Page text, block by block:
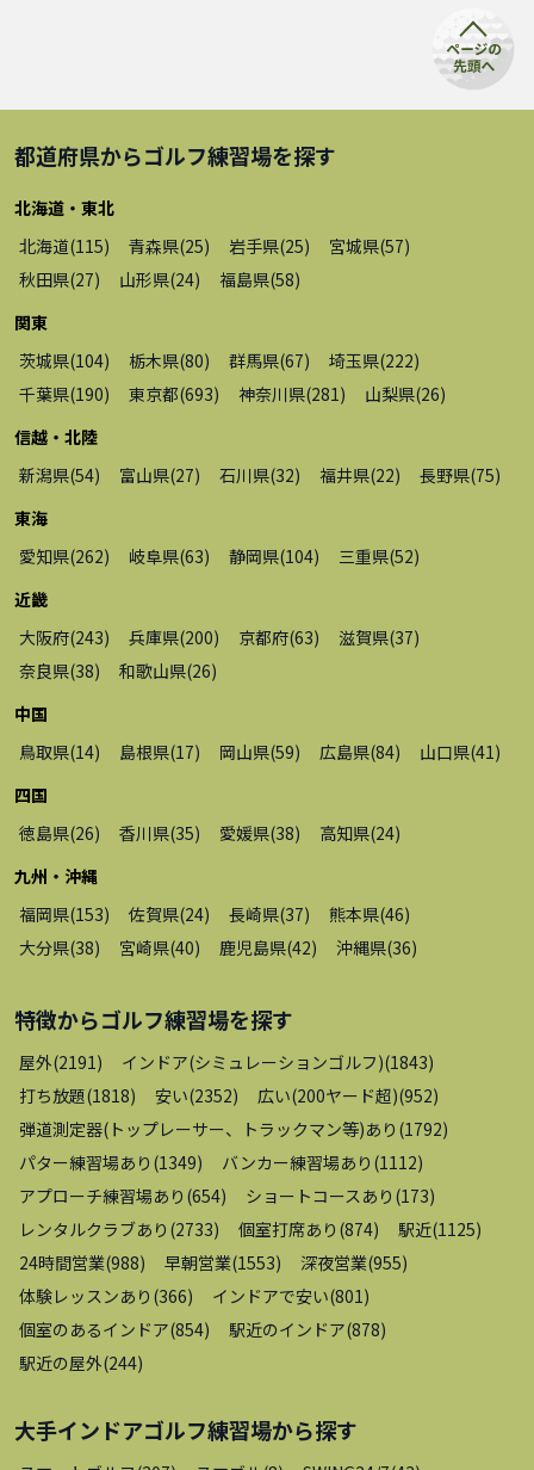
都道府県からゴルフ練習場を探す
北海道・東北
北海道(115) 青森県(25) 岩手県(25) 宮城県(57)
秋田県(27) 山形県(24) 福島県(58)
関東
茨城県(104) 栃木県(80) 群馬県(67) 埼玉県(222)
千葉県(190) 東京都(693) 神奈川県(281) 山梨県(26)
信越・北陸
新潟県(54) 富山県(27) 石川県(32) 福井県(22) 長野県(75)
東海
愛知県(262) 岐阜県(63) 静岡県(104) 三重県(52)
近畿
大阪府(243) 兵庫県(200) 京都府(63) 滋賀県(37)
奈良県(38) 和歌山県(26)
中国
鳥取県(14) 島根県(17) 岡山県(59) 広島県(84) 山口県(41)
四国
徳島県(26) 香川県(35) 愛媛県(38) 高知県(24)
九州・沖縄
福岡県(153) 佐賀県(24) 長崎県(37) 熊本県(46)
大分県(38) 宮崎県(40) 鹿児島県(42) 沖縄県(36)
特徴からゴルフ練習場を探す
屋外(2191) インドア(シミュレーションゴルフ)(1843)
打ち放題(1818) 安い(2352) 広い(200ヤード超)(952)
弾道測定器(トップレーサー、トラックマン等)あり (1792)
パター練習場あり (1349) バンカー練習場あり (1112)
アプローチ練習場あり (654) ショートコースあり (173)
レンタルクラブあり (2733) 個室打席あり (874) 駅近(1125)
24時間営業(988) 早朝営業(1553) 深夜営業(955)
体験レッスンあり (366) インドアで安い(801)
個室のあるインドア(854) 駅近のインドア(878)
駅近の屋外(244)
大手インドアゴルフ練習場から探す